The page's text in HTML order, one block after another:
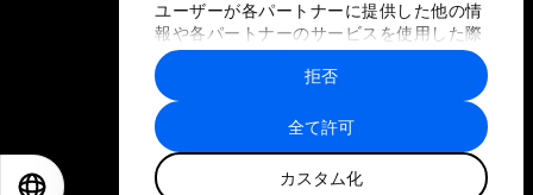
ユーザーが各パートナーに提供した他の情
報や各パートナーのサービスを使用した際
に収集された情報と組み合わされ、各パー
トナーによって使用されることがありま
す。
全て許可
カスタム化
拒否
プライバシーポリシーと利用規約
サイトマップ
©
世界経済フォーラム